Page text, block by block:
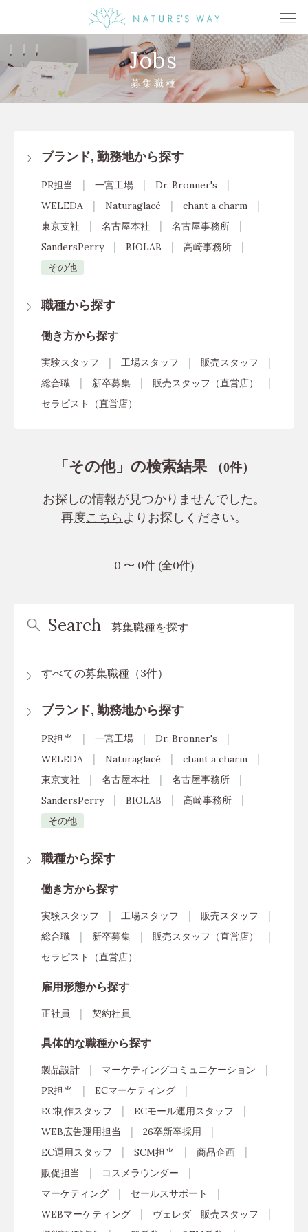
Jobs
募集職種
ブランド, 勤務地から探す
PR担当 一宮工場
Dr. Bronner's
WELEDA
Naturaglacé
chant a charm
東京支社
名古屋本社
名古屋事務所
SandersPerry
BIOLAB
高崎事務所
その他
職種から探す
働き方から探す
実験スタッフ 工場スタッフ
販売スタッフ
総合職
新卒募集
販売スタッフ（直営店）
セラピスト（直営店）
「その他」の検索結果 （0件）
お探しの情報が見つかりませんでした。
再度こちら よりお探しください。
0 〜 0件 (全0件)
Search 募集職種を探す
すべての募集職種（3件）
ブランド, 勤務地から探す
PR担当 一宮工場
Dr. Bronner's
WELEDA
Naturaglacé
chant a charm
東京支社
名古屋本社
名古屋事務所
SandersPerry
BIOLAB
高崎事務所
その他
職種から探す
働き方から探す
実験スタッフ 工場スタッフ
販売スタッフ
総合職
新卒募集
販売スタッフ（直営店）
セラピスト（直営店）
雇用形態から探す
正社員 契約社員
具体的な職種から探す
製品設計
マーケティングコミュニケーション
PR担当
ECマーケティング
EC制作スタッフ
ECモール運用スタッフ
WEB広告運用担当
26卒新卒採用
EC運用スタッフ
SCM担当
商品企画
販促担当
コスメラウンダー
マーケティング
セールスサポート
WEBマーケティング
ヴェレダ 販売スタッフ